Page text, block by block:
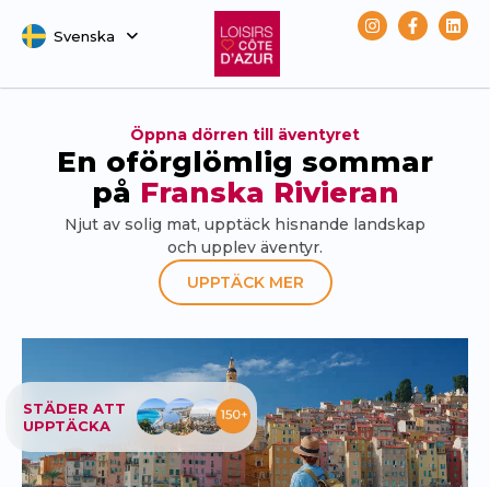
Svenska
Русский
Öppna dörren till äventyret
En oförglömlig sommar
på Franska Rivieran
Njut av solig mat, upptäck hisnande landskap
och upplev äventyr.
UPPTÄCK MER
STÄDER ATT
UPPTÄCKA